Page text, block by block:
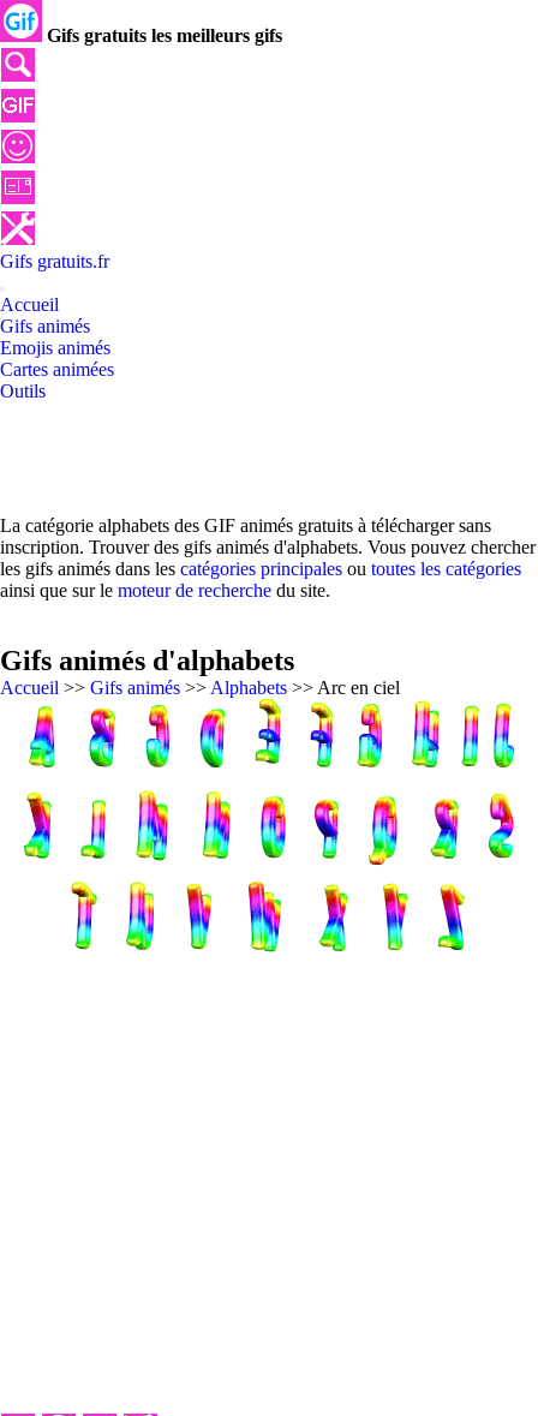
Gifs gratuits les meilleurs gifs
Gifs gratuits.fr
Accueil
Gifs animés
Emojis animés
Cartes animées
Outils
La catégorie alphabets des GIF animés gratuits à télécharger sans
inscription. Trouver des gifs animés d'alphabets. Vous pouvez chercher
les gifs animés dans les catégories principales ou toutes les catégories
ainsi que sur le moteur de recherche du site.
Gifs animés d'alphabets
Accueil >> Gifs animés >> Alphabets >> Arc en ciel